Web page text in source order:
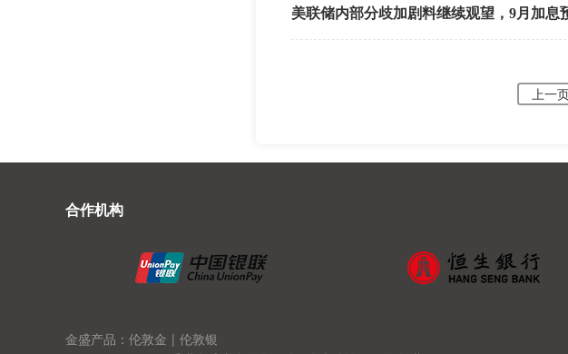
美联储内部分歧加剧料继续观望，9月加息
上一
合作机构
金盛产品：伦敦金 | 伦敦银